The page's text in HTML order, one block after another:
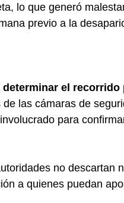
lo que generó
previo a la
determinar el
las cámaras de
para
no descartan
a quienes puedan